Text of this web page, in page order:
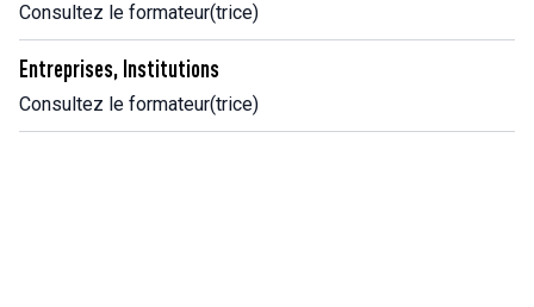
Consultez le formateur(trice)
Entreprises, Institutions
Consultez le formateur(trice)